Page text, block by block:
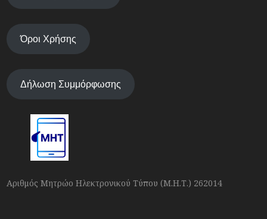
Όροι Χρήσης
Δήλωση Συμμόρφωσης
Αριθμός Μητρώο Ηλεκτρονικού Τύπου (Μ.Η.Τ.) 262014